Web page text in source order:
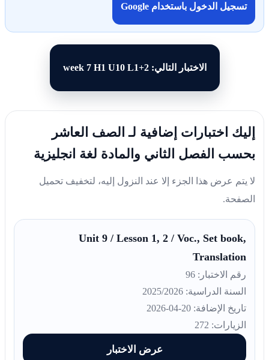
تسجيل الدخول باستخدام Google
الاختبار التالي: week 7 H1 U10 L1+2
إليك اختبارات إضافية لـ الصف العاشر
بحسب الفصل الثاني والمادة لغة انجليزية
لا يتم عرض هذا الجزء إلا عند النزول إليه، لتخفيف تحميل
الصفحة.
Unit 9 / Lesson 1, 2 / Voc., Set book,
Translation
رقم الاختبار: 96
السنة الدراسية: 2025/2026
تاريخ الإضافة: 20-04-2026
الزيارات: 272
عرض الاختبار